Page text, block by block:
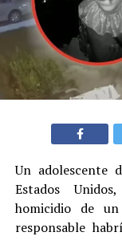
Un adolescente
Estados
homicidio de
responsable